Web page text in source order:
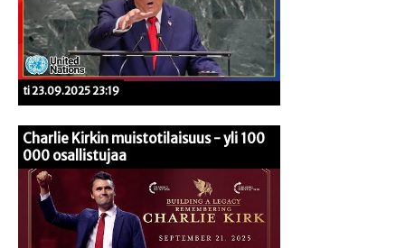
ti 23.09.2025 23:19
Charlie Kirkin muistotilaisuus - yli 100
000 osallistujaa